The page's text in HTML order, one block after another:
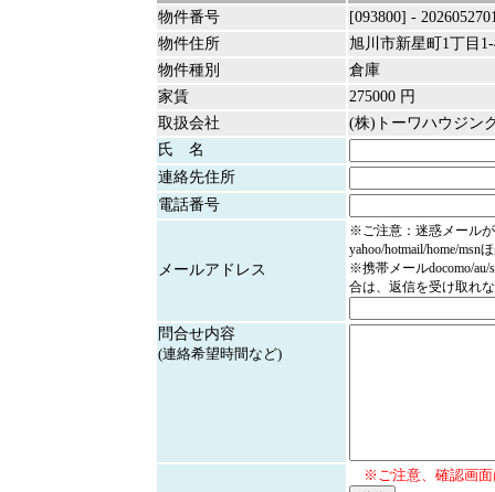
物件番号
[093800] -
物件住所
旭川市新星町1丁目
物件種別
倉庫
家賃
275000 円
取扱会社
(株)トーワハウジン
氏 名
連絡先住所
電話番号
メールアドレス
※ご注意：迷惑メール
yahoo/hotmail/home/msn
※携帯メールdocomo/au/
合は、返信を受け取れ
問合せ内容
(連絡希望時間など)
※ご注意、確認画面